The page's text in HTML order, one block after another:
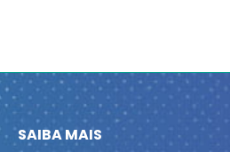
SAIBA MAIS